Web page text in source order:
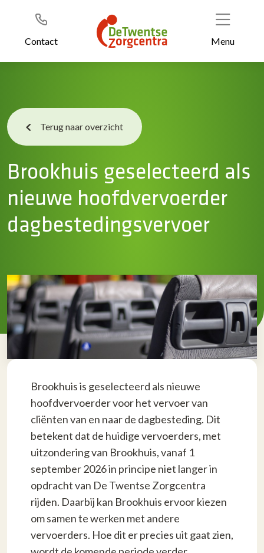
Header
Contact Menu
Terug naar overzicht
Brookhuis geselecteerd als
nieuwe hoofdvervoerder
dagbestedingsvervoer
Brookhuis is geselecteerd als nieuwe
hoofdvervoerder voor het vervoer van
cliënten van en naar de dagbesteding. Dit
betekent dat de huidige vervoerders, met
uitzondering van Brookhuis, vanaf 1
september 2026 in principe niet langer in
opdracht van De Twentse Zorgcentra
rijden. Daarbij kan Brookhuis ervoor kiezen
om samen te werken met andere
vervoerders. Hoe dit er precies uit gaat zien,